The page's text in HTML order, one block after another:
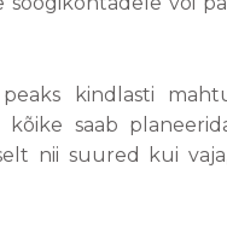
kindlasti
kõike saab
nii suured kui